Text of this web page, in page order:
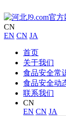
CN
EN CN JA
首页
关于我们
食品安全常
食品安全动
联系我们
CN
EN CN JA